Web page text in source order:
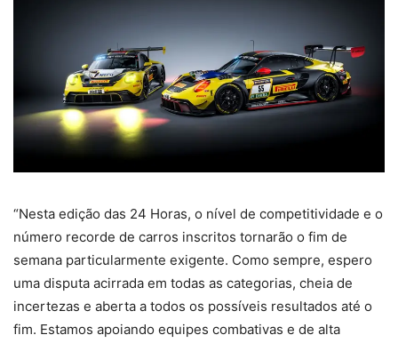
“Nesta edição das 24 Horas, o nível de competitividade e o
número recorde de carros inscritos tornarão o fim de
semana particularmente exigente. Como sempre, espero
uma disputa acirrada em todas as categorias, cheia de
incertezas e aberta a todos os possíveis resultados até o
fim. Estamos apoiando equipes combativas e de alta